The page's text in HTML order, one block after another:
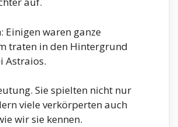
waren ganze
traten in den Hintergrund
Astraios.
Sie spielten nicht nur
viele verkörperten auch
wir sie kennen.